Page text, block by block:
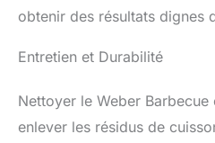
obtenir des résultats dignes
Entretien et Durabilité
Nettoyer le Weber
enlever les résidus de